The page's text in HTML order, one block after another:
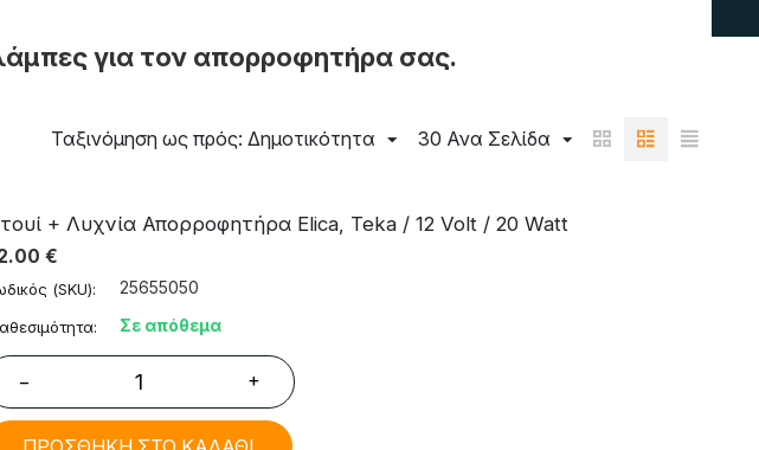
για τον απορροφητήρα σας.
Ταξινόμηση ως πρός: Δημοτικότητα 30 Ανα Σελίδα
+ Λυχνία Απορροφητήρα Elica, Teka / 12 Volt / 20 Watt​
€
(SKU): 25655050
Σε απόθεμα
− +